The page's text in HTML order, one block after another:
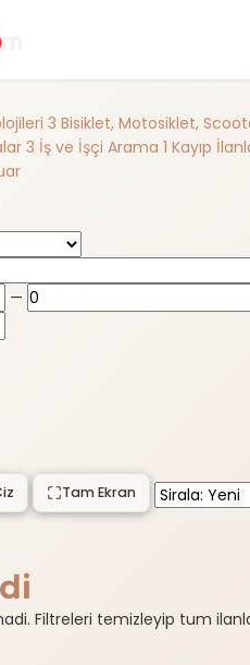
3 Bisiklet, Motosiklet,
3 İş ve İşçi Arama 1 Kayıp
—
Tam Ekran
Filtreleri temizleyip tum